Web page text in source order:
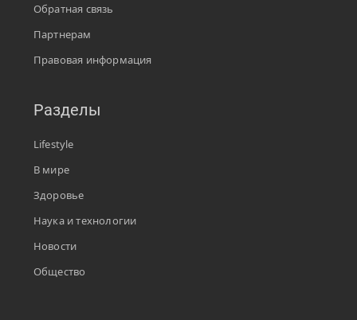
Обратная связь
Партнерам
Правовая информация
Разделы
Lifestyle
В мире
Здоровье
Наука и технологии
Новости
Общество